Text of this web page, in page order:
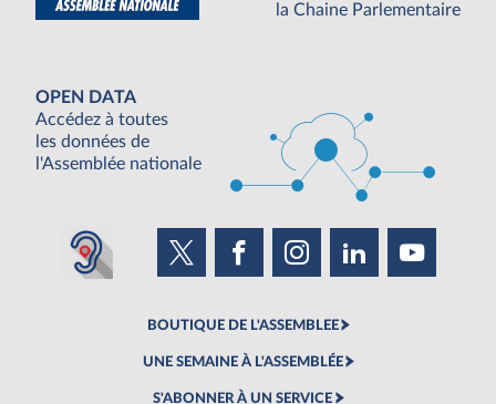
la Chaine Parlementaire
OPEN DATA
Accédez à toutes
les données de
l'Assemblée nationale
BOUTIQUE DE L'ASSEMBLEE
UNE SEMAINE À L'ASSEMBLÉE
S'ABONNER À UN SERVICE